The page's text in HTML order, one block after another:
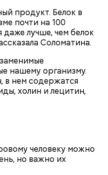
продукт. Белок в
почти на 100
даже лучше, чем белок
Соломатина.
нашему организму.
в нем содержатся
холин и лецитин,
человеку можно
но важно их
и напитки, которые
токсины из организма
лучше не есть:
полезен кресс-салат